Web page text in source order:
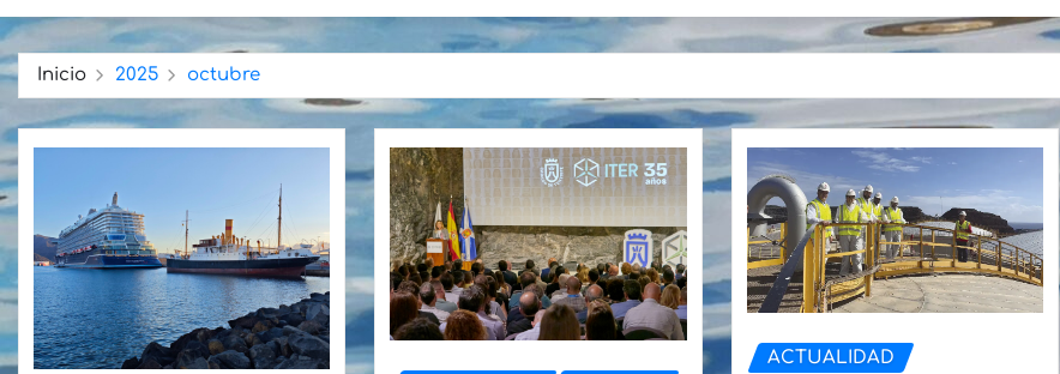
Inicio 2025 octubre
ACTUALIDAD